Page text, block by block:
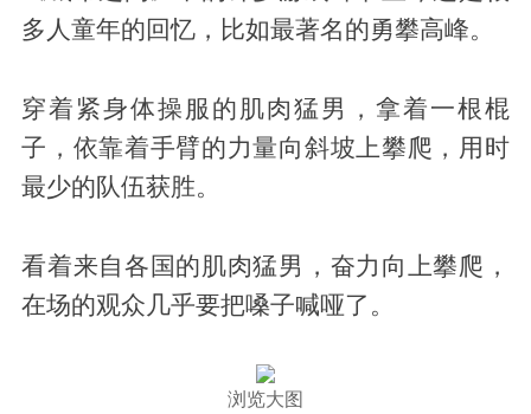
多人童年的回忆，比如最著名的勇攀高峰。
穿着紧身体操服的肌肉猛男，拿着一根棍
子，依靠着手臂的力量向斜坡上攀爬，用时
最少的队伍获胜。
看着来自各国的肌肉猛男，奋力向上攀爬，
在场的观众几乎要把嗓子喊哑了。
浏览大图